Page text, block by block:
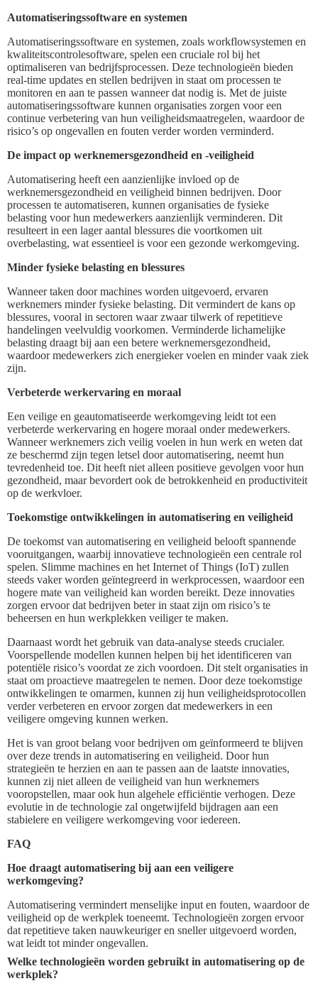
Automatiseringssoftware en systemen
Automatiseringssoftware en systemen, zoals workflowsystemen en
kwaliteitscontrolesoftware, spelen een cruciale rol bij het
optimaliseren van bedrijfsprocessen. Deze technologieën bieden
real-time updates en stellen bedrijven in staat om processen te
monitoren en aan te passen wanneer dat nodig is. Met de juiste
automatiseringssoftware kunnen organisaties zorgen voor een
continue verbetering van hun veiligheidsmaatregelen, waardoor de
risico’s op ongevallen en fouten verder worden verminderd.
De impact op werknemersgezondheid en -veiligheid
Automatisering heeft een aanzienlijke invloed op de
werknemersgezondheid en veiligheid binnen bedrijven. Door
processen te automatiseren, kunnen organisaties de fysieke
belasting voor hun medewerkers aanzienlijk verminderen. Dit
resulteert in een lager aantal blessures die voortkomen uit
overbelasting, wat essentieel is voor een gezonde werkomgeving.
Minder fysieke belasting en blessures
Wanneer taken door machines worden uitgevoerd, ervaren
werknemers minder fysieke belasting. Dit vermindert de kans op
blessures, vooral in sectoren waar zwaar tilwerk of repetitieve
handelingen veelvuldig voorkomen. Verminderde lichamelijke
belasting draagt bij aan een betere werknemersgezondheid,
waardoor medewerkers zich energieker voelen en minder vaak ziek
zijn.
Verbeterde werkervaring en moraal
Een veilige en geautomatiseerde werkomgeving leidt tot een
verbeterde werkervaring en hogere moraal onder medewerkers.
Wanneer werknemers zich veilig voelen in hun werk en weten dat
ze beschermd zijn tegen letsel door automatisering, neemt hun
tevredenheid toe. Dit heeft niet alleen positieve gevolgen voor hun
gezondheid, maar bevordert ook de betrokkenheid en productiviteit
op de werkvloer.
Toekomstige ontwikkelingen in automatisering en veiligheid
De toekomst van automatisering en veiligheid belooft spannende
vooruitgangen, waarbij innovatieve technologieën een centrale rol
spelen. Slimme machines en het Internet of Things (IoT) zullen
steeds vaker worden geïntegreerd in werkprocessen, waardoor een
hogere mate van veiligheid kan worden bereikt. Deze innovaties
zorgen ervoor dat bedrijven beter in staat zijn om risico’s te
beheersen en hun werkplekken veiliger te maken.
Daarnaast wordt het gebruik van data-analyse steeds crucialer.
Voorspellende modellen kunnen helpen bij het identificeren van
potentiële risico’s voordat ze zich voordoen. Dit stelt organisaties in
staat om proactieve maatregelen te nemen. Door deze toekomstige
ontwikkelingen te omarmen, kunnen zij hun veiligheidsprotocollen
verder verbeteren en ervoor zorgen dat medewerkers in een
veiligere omgeving kunnen werken.
Het is van groot belang voor bedrijven om geïnformeerd te blijven
over deze trends in automatisering en veiligheid. Door hun
strategieën te herzien en aan te passen aan de laatste innovaties,
kunnen zij niet alleen de veiligheid van hun werknemers
vooropstellen, maar ook hun algehele efficiëntie verhogen. Deze
evolutie in de technologie zal ongetwijfeld bijdragen aan een
stabielere en veiligere werkomgeving voor iedereen.
FAQ
Hoe draagt automatisering bij aan een veiligere
werkomgeving?
Automatisering vermindert menselijke input en fouten, waardoor de
veiligheid op de werkplek toeneemt. Technologieën zorgen ervoor
dat repetitieve taken nauwkeuriger en sneller uitgevoerd worden,
wat leidt tot minder ongevallen.
Welke technologieën worden gebruikt in automatisering op de
werkplek?